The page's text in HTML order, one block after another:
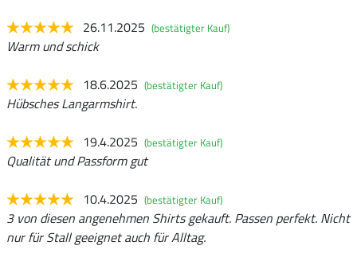
26.11.2025 (bestätigter Kauf)
Warm und schick
18.6.2025 (bestätigter Kauf)
Hübsches Langarmshirt.
19.4.2025 (bestätigter Kauf)
Qualität und Passform gut
10.4.2025 (bestätigter Kauf)
3 von diesen angenehmen Shirts gekauft. Passen perfekt. Nicht
nur für Stall geeignet auch für Alltag.